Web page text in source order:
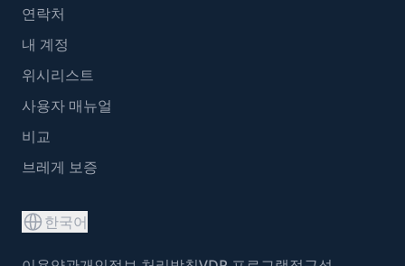
연락처
내 계정
위시리스트
사용자 매뉴얼
비교
브레게 보증
한국어